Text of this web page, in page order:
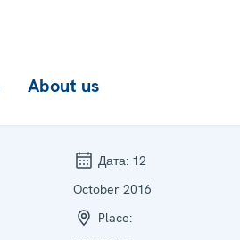
About us
Дата: 12
October 2016
Place: